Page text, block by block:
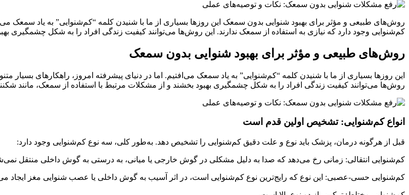
روش‌های طبیعی و مؤثر برای بهبود شنوایی بدون سمعک این روزها بسیاری از ما با شنیدن کلمه “کم‌شنوایی” به یاد سمعک
کم‌شنوایی وجود دارد که نیازی به استفاده از سمعک ندارند. این روش‌ها می‌توانند کیفیت زندگی افراد را به شکل چشمگیری
روش‌های طبیعی و مؤثر برای بهبود شنوایی بدون سمعک
این روزها بسیاری از ما با شنیدن کلمه “کم‌شنوایی” به یاد سمعک می‌افتیم. اما در دنیای پیشرفته امروز، راهکارهای بسیار
روش‌ها می‌توانند کیفیت زندگی افراد را به شکل چشمگیری بهبود بخشند و از مشکلات مرتبط با استفاده از سمعک، مانند
انواع کم‌شنوایی: تشخیص اولین قدم است
قبل از هرگونه درمان، پزشک باید نوع و علت دقیق کم‌شنوایی را تشخیص دهد. به‌طور کلی، سه نوع کم‌شنوایی وجود دارد:
کم‌شنوایی انتقالی: زمانی رخ می‌دهد که صدا به دلیل مشکلی در گوش خارجی یا میانی، به درستی به گوش داخلی منتقل
کم‌شنوایی حسی-عصبی: این نوع که رایج‌ترین نوع کم‌شنوایی است، در اثر آسیب به گوش داخلی یا عصب شنوایی مغز ایجاد